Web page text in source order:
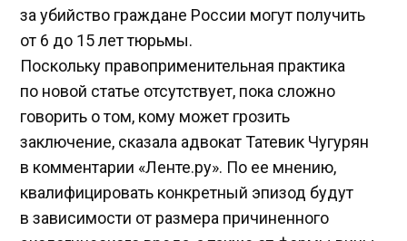
за убийство граждане России могут получить
от 6 до 15 лет тюрьмы.
Поскольку правоприменительная практика
по новой статье отсутствует, пока сложно
говорить о том, кому может грозить
заключение, сказала адвокат Татевик Чугурян
в комментарии «Ленте.ру». По ее мнению,
квалифицировать конкретный эпизод будут
в зависимости от размера причиненного